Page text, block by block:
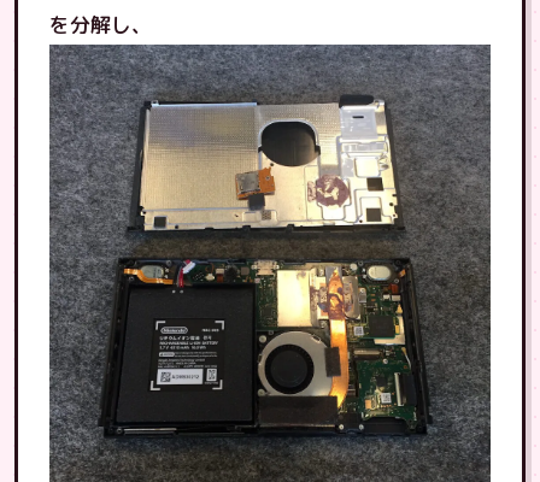
を分解し、